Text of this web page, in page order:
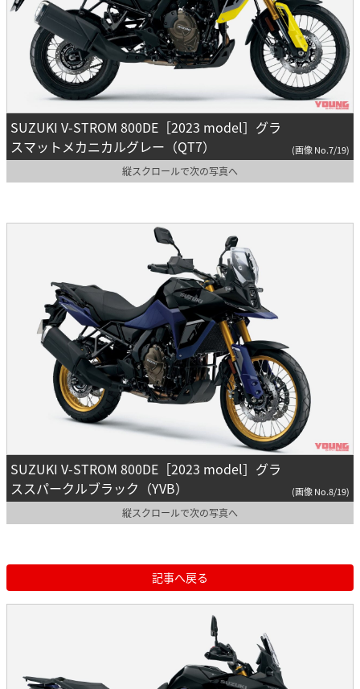
SUZUKI V-STROM 800DE［2023 model］グラ
スマットメカニカルグレー（QT7）
(画像 No.7/19)
縦スクロールで次の写真へ
SUZUKI V-STROM 800DE［2023 model］グラ
ススパークルブラック（YVB）
(画像 No.8/19)
縦スクロールで次の写真へ
記事へ戻る